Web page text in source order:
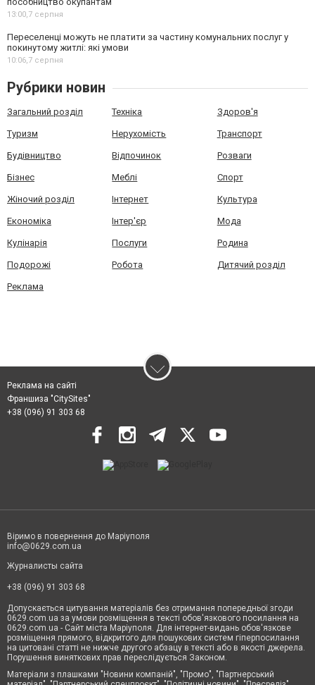
13:00,7 серпня
Переселенці можуть не платити за частину комунальних послуг у
покинутому житлі: які умови
10:06,7 серпня
Рубрики новин
Загальний розділ Техніка Здоров'я
Туризм Нерухомість Транспорт
Будівництво Відпочинок Розваги
Бізнес Меблі Спорт
Жіночий розділ Інтернет Культура
Економіка Інтер'єр Мода
Кулінарія Послуги Родина
Подорожі Робота Дитячий розділ
Реклама
Реклама на сайті
Франшиза "CitySites"
+38 (096) 91 303 68
Віримо в повернення до Маріуполя
info@0629.com.ua
Журналисты сайта
+38 (096) 91 303 68
Допускається цитування матеріалів без отримання попередньої згоди
0629.com.ua за умови розміщення в тексті обов'язкового посилання на
0629.com.ua - Сайт міста Маріуполя. Для інтернет-видань обов'язкове
розміщення прямого, відкритого для пошукових систем гіперпосилання
на цитовані статті не нижче другого абзацу в тексті або в якості джерела.
Порушення виняткових прав переслідується Законом.
Матеріали з плашками "Новини компаній", "Промо", "Партнерський